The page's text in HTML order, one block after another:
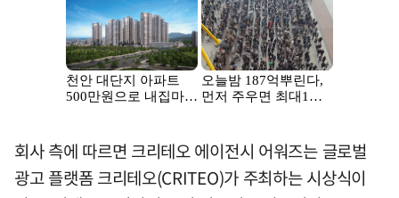
회사 측에 따르면 크리테오 에이전시 어워즈는 글로벌
광고 플랫폼 크리테오(CRITEO)가 주최하는 시상식이